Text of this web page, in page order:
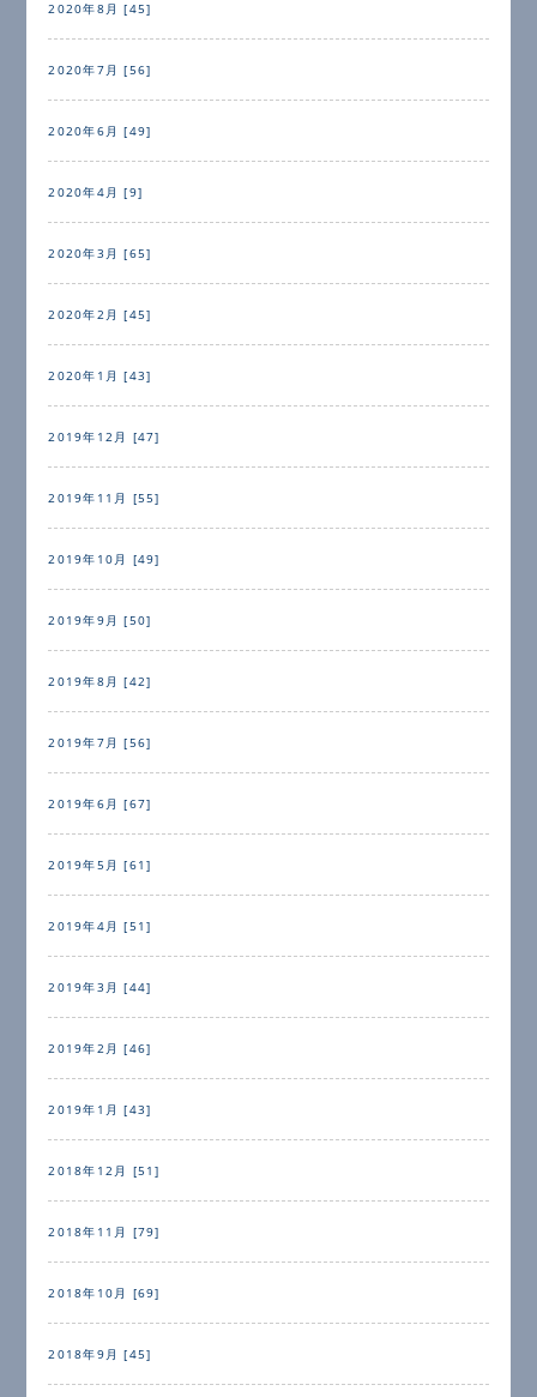
2020年8月 [45]
2020年7月 [56]
2020年6月 [49]
2020年4月 [9]
2020年3月 [65]
2020年2月 [45]
2020年1月 [43]
2019年12月 [47]
2019年11月 [55]
2019年10月 [49]
2019年9月 [50]
2019年8月 [42]
2019年7月 [56]
2019年6月 [67]
2019年5月 [61]
2019年4月 [51]
2019年3月 [44]
2019年2月 [46]
2019年1月 [43]
2018年12月 [51]
2018年11月 [79]
2018年10月 [69]
2018年9月 [45]